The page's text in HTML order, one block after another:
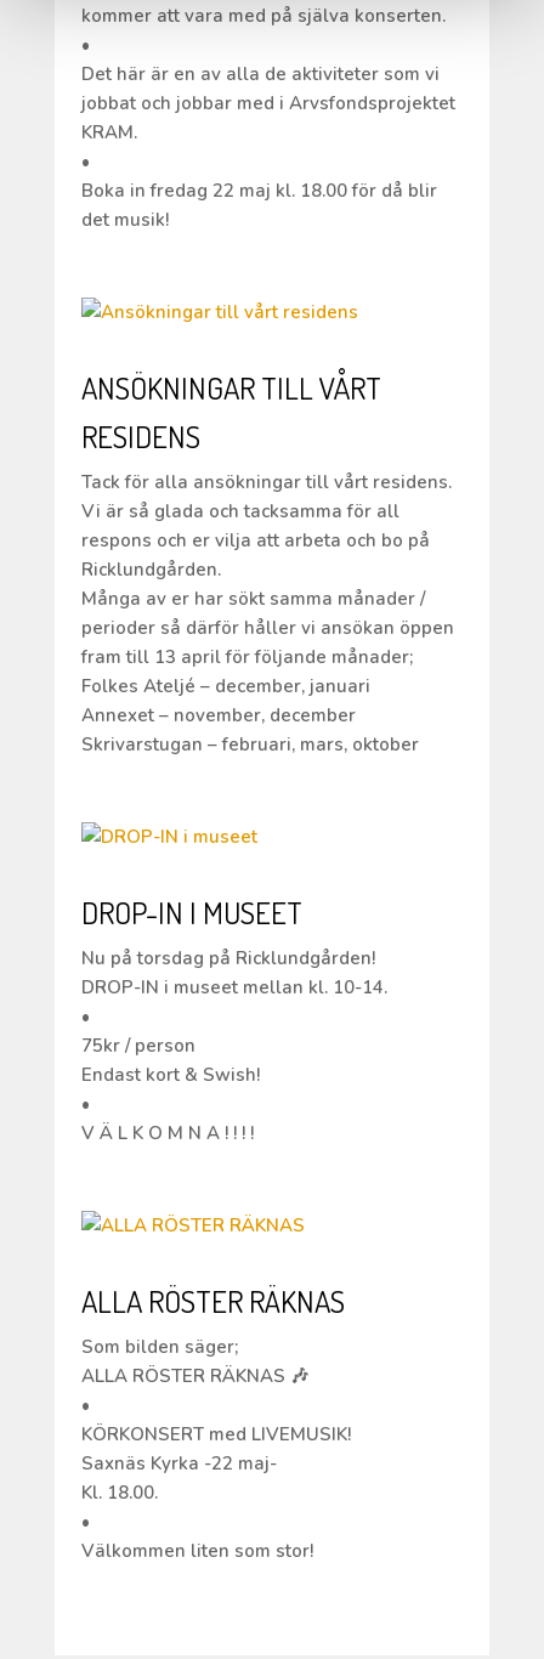
kommer att vara med på själva konserten.
•
Det här är en av alla de aktiviteter som vi
jobbat och jobbar med i Arvsfondsprojektet
KRAM.
•
Boka in fredag 22 maj kl. 18.00 för då blir
det musik!
ANSÖKNINGAR TILL VÅRT
RESIDENS
Tack för alla ansökningar till vårt residens.
Vi är så glada och tacksamma för all
respons och er vilja att arbeta och bo på
Ricklundgården.
Många av er har sökt samma månader /
perioder så därför håller vi ansökan öppen
fram till 13 april för följande månader;
Folkes Ateljé – december, januari
Annexet – november, december
Skrivarstugan – februari, mars, oktober
DROP-IN I MUSEET
Nu på torsdag på Ricklundgården!
DROP-IN i museet mellan kl. 10-14.
•
75kr / person
Endast kort & Swish!
•
V Ä L K O M N A ! ! ! !
ALLA RÖSTER RÄKNAS
Som bilden säger;
ALLA RÖSTER RÄKNAS 🎶
•
KÖRKONSERT med LIVEMUSIK!
Saxnäs Kyrka -22 maj-
Kl. 18.00.
•
Välkommen liten som stor!